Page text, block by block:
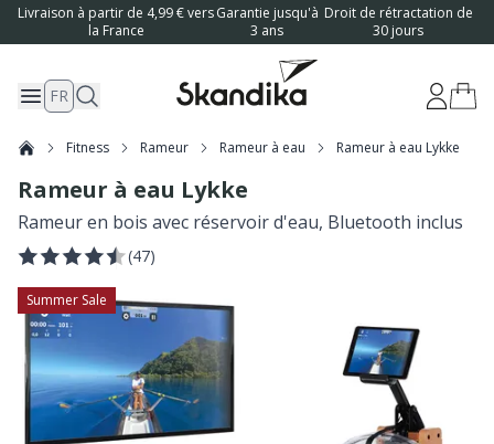
Livraison à partir de 4,99 € vers
la France
Garantie jusqu'à
3 ans
Droit de rétractation de
30 jours
FR
Fitness Rameur Rameur à eau Rameur à eau Lykke
Rameur à eau Lykke
Rameur en bois avec réservoir d'eau, Bluetooth inclus
(47)
Summer Sale